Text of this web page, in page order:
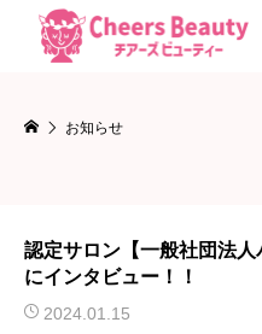
お知らせ
認定サロン【一般社団法
にインタビュー！！
2024.01.15